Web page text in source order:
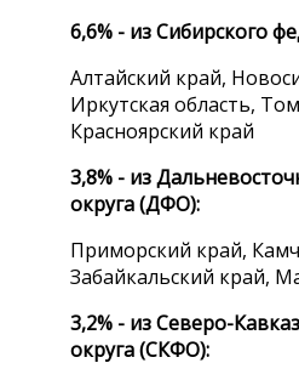
6,6% - из Сибирского
Алтайский край,
Иркутская область,
Красноярский край
3,8% - из
округа (ДФО):
Приморский край,
Забайкальский край,
3,2% - из Северо-
округа (СКФО):